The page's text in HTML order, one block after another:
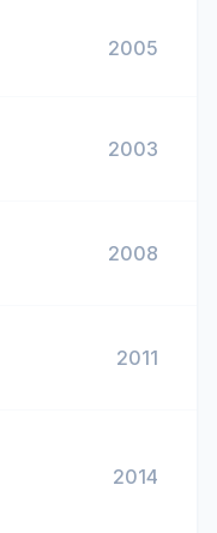
2005
2003
2008
2011
2014